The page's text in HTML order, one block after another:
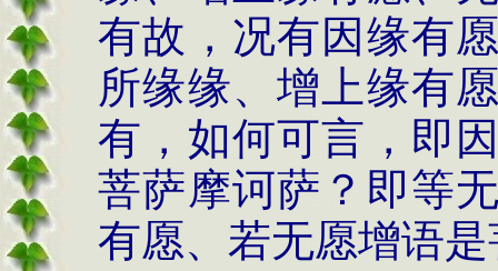
有故，况有因缘有
所缘缘、增上缘有
有，如何可言，即
菩萨摩诃萨？即等
有愿、若无愿增语